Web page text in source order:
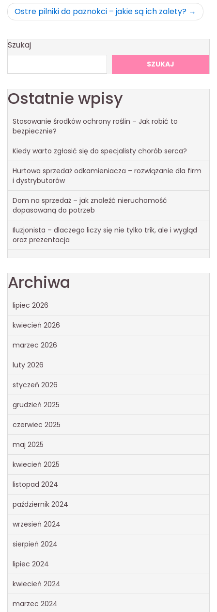
Ostre pilniki do paznokci – jakie są ich zalety?
Szukaj
SZUKAJ
Ostatnie wpisy
Stosowanie środków ochrony roślin – Jak robić to
bezpiecznie?
Kiedy warto zgłosić się do specjalisty chorób serca?
Hurtowa sprzedaż odkamieniacza – rozwiązanie dla firm
i dystrybutorów
Dom na sprzedaż – jak znaleźć nieruchomość
dopasowaną do potrzeb
Iluzjonista – dlaczego liczy się nie tylko trik, ale i wygląd
oraz prezentacja
Archiwa
lipiec 2026
kwiecień 2026
marzec 2026
luty 2026
styczeń 2026
grudzień 2025
czerwiec 2025
maj 2025
kwiecień 2025
listopad 2024
październik 2024
wrzesień 2024
sierpień 2024
lipiec 2024
kwiecień 2024
marzec 2024